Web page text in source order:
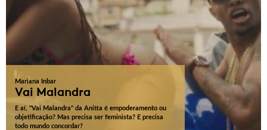
Mariana Inbar
Vai Malandra
E aí, "Vai Malandra" da Anitta é empoderamento ou
objetificação? Mas precisa ser feminista? E precisa
todo mundo concordar?